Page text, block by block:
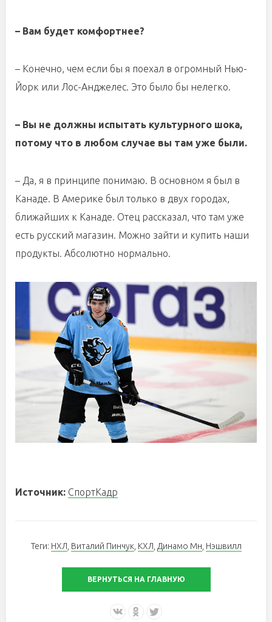
– Вам будет комфортнее?
– Конечно, чем если бы я поехал в огромный Нью-
Йорк или Лос-Анджелес. Это было бы нелегко.
– Вы не должны испытать культурного шока,
потому что в любом случае вы там уже были.
– Да, я в принципе понимаю. В основном я был в
Канаде. В Америке был только в двух городах,
ближайших к Канаде. Отец рассказал, что там уже
есть русский магазин. Можно зайти и купить наши
продукты. Абсолютно нормально.
Источник: СпортКадр
Теги: НХЛ, Виталий Пинчук, КХЛ, Динамо Мн, Нэшвилл
ВЕРНУТЬСЯ НА ГЛАВНУЮ